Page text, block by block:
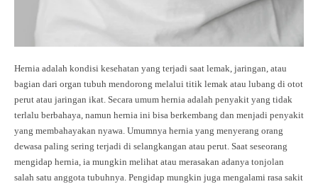
Hernia adalah kondisi kesehatan yang terjadi saat lemak, jaringan, atau
bagian dari organ tubuh mendorong melalui titik lemak atau lubang di otot
perut atau jaringan ikat. Secara umum hernia adalah penyakit yang tidak
terlalu berbahaya, namun hernia ini bisa berkembang dan menjadi penyakit
yang membahayakan nyawa. Umumnya hernia yang menyerang orang
dewasa paling sering terjadi di selangkangan atau perut. Saat seseorang
mengidap hernia, ia mungkin melihat atau merasakan adanya tonjolan
salah satu anggota tubuhnya. Pengidap mungkin juga mengalami rasa sakit